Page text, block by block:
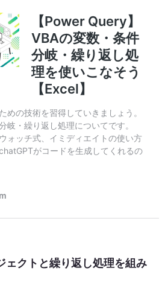
クトと繰り返し処理を組み